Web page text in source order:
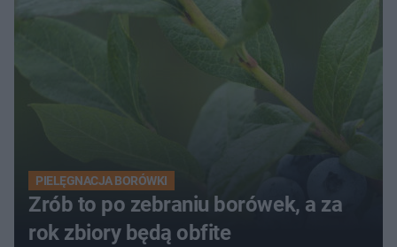
PIELĘGNACJA BORÓWKI
Zrób to po zebraniu borówek, a za
rok zbiory będą obfite